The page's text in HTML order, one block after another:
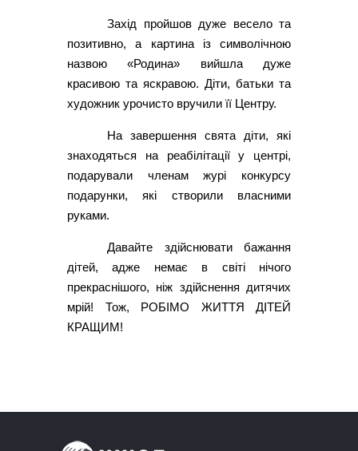
Захід пройшов дуже весело та
позитивно, а картина із символічною
назвою «Родина» вийшла дуже
красивою та яскравою. Діти, батьки та
художник урочисто вручили її Центру.
На завершення свята діти, які
знаходяться на реабілітації у центрі,
подарували членам журі конкурсу
подарунки, які створили власними
руками.
Давайте здійснювати бажання
дітей, адже немає в світі нічого
прекраснішого, ніж здійснення дитячих
мрій! Тож, РОБІМО ЖИТТЯ ДІТЕЙ
КРАЩИМ!